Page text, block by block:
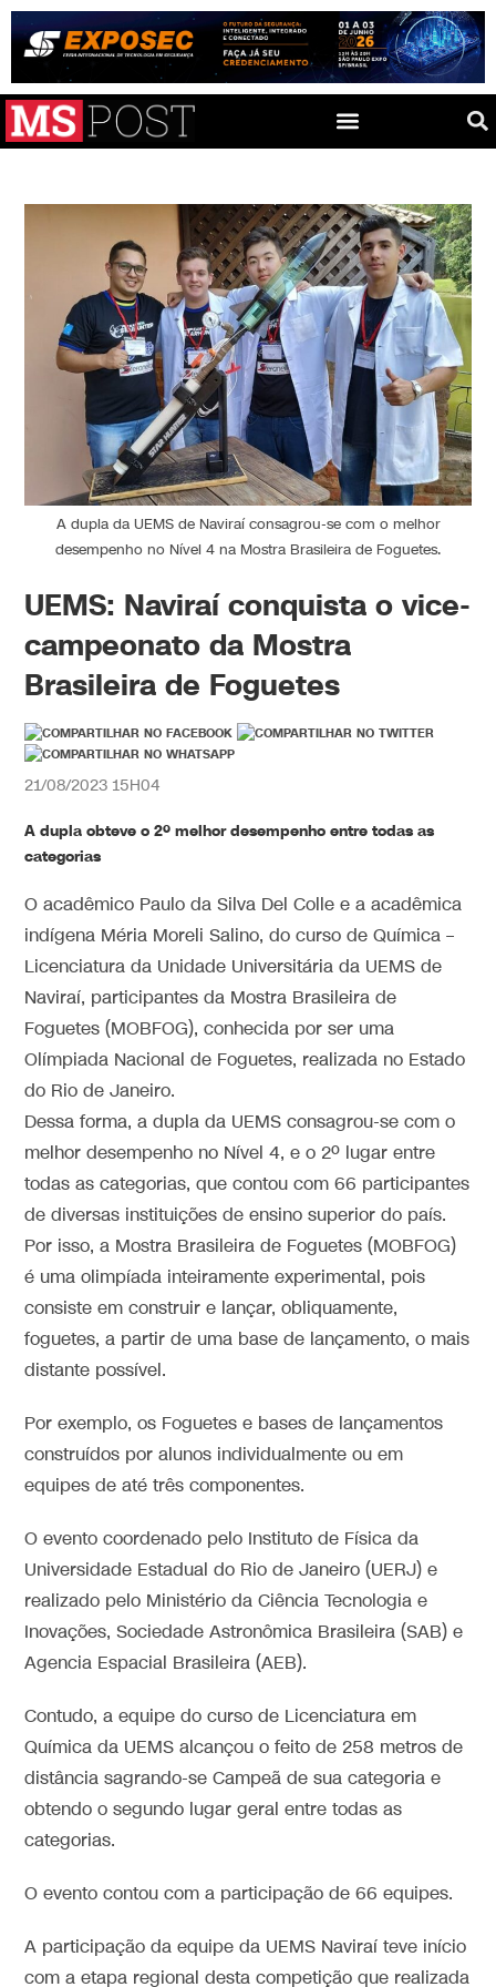
A dupla da UEMS de Naviraí consagrou-se com o melhor
desempenho no Nível 4 na Mostra Brasileira de Foguetes.
UEMS: Naviraí conquista o vice-
campeonato da Mostra
Brasileira de Foguetes
21/08/2023 15H04
A dupla obteve o 2º melhor desempenho entre todas as
categorias
O acadêmico Paulo da Silva Del Colle e a acadêmica
indígena Méria Moreli Salino, do curso de Química –
Licenciatura da Unidade Universitária da UEMS de
Naviraí, participantes da Mostra Brasileira de
Foguetes (MOBFOG), conhecida por ser uma
Olímpiada Nacional de Foguetes, realizada no Estado
do Rio de Janeiro.
Dessa forma, a dupla da UEMS consagrou-se com o
melhor desempenho no Nível 4, e o 2º lugar entre
todas as categorias, que contou com 66 participantes
de diversas instituições de ensino superior do país.
Por isso, a Mostra Brasileira de Foguetes (MOBFOG)
é uma olimpíada inteiramente experimental, pois
consiste em construir e lançar, obliquamente,
foguetes, a partir de uma base de lançamento, o mais
distante possível.
Por exemplo, os Foguetes e bases de lançamentos
construídos por alunos individualmente ou em
equipes de até três componentes.
O evento coordenado pelo Instituto de Física da
Universidade Estadual do Rio de Janeiro (UERJ) e
realizado pelo Ministério da Ciência Tecnologia e
Inovações, Sociedade Astronômica Brasileira (SAB) e
Agencia Espacial Brasileira (AEB).
Contudo, a equipe do curso de Licenciatura em
Química da UEMS alcançou o feito de 258 metros de
distância sagrando-se Campeã de sua categoria e
obtendo o segundo lugar geral entre todas as
categorias.
O evento contou com a participação de 66 equipes.
A participação da equipe da UEMS Naviraí teve início
com a etapa regional desta competição que realizada